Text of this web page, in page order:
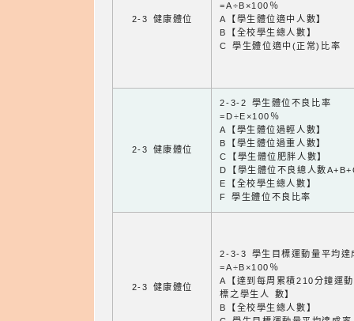
2-3 健康體位
=A÷B×100％
A【學生體位適中人數】
B【全校學生總人數】
C 學生體位適中(正常)比率
2-3 健康體位
2-3-2 學生體位不良比率
=D÷E×100％
A【學生體位過輕人數】
B【學生體位過重人數】
C【學生體位肥胖人數】
D【學生體位不良總人數
E【全校學生總人數】
F 學生體位不良比率
2-3 健康體位
2-3-3 學生目標運動量平均達
=A÷B×100％
A【達到每周累積210分鐘運
標之學生人 數】
B【全校學生總人數】